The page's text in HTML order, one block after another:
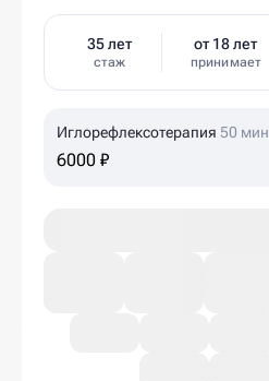
35 лет
стаж
от 18 лет
принимает
Иглорефлексотерапия 50 мин
6000 ₽